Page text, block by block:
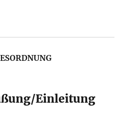
Einleitung